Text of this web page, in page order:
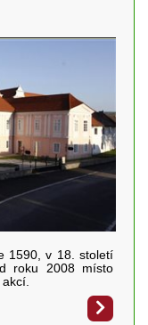
1590, v 18. století
roku 2008 místo